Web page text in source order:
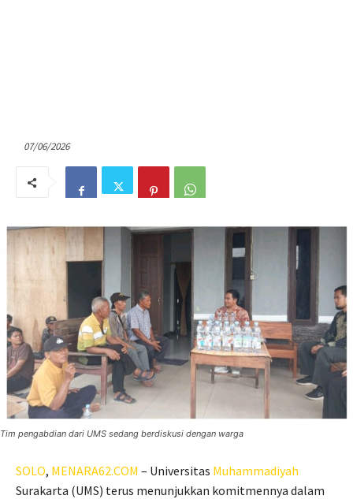
07/06/2026
Tim pengabdian dari UMS sedang berdiskusi dengan warga
SOLO, MENARA62.COM – Universitas Muhammadiyah
Surakarta (UMS) terus menunjukkan komitmennya dalam